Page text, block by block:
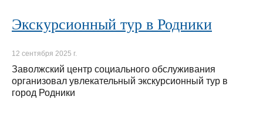
Экскурсионный тур в Родники
12 сентября 2025 г.
Заволжский центр социального обслуживания
организовал увлекательный экскурсионный тур в
город Родники